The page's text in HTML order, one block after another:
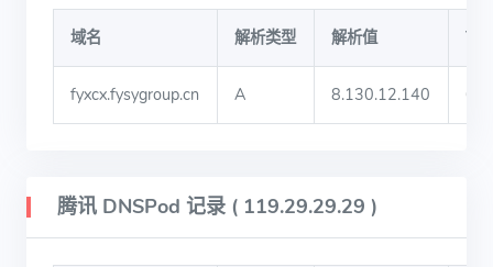
域名 解析类型 解析值
fyxcx.fysygroup.cn A 8.130.12.140
腾讯 DNSPod 记录 ( 119.29.29.29 )